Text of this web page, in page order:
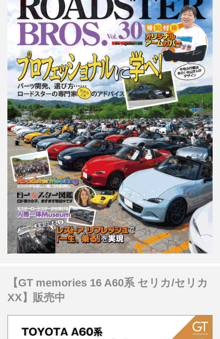
【GT memories 16 A60系 セリカ/セリカ
XX】販売中